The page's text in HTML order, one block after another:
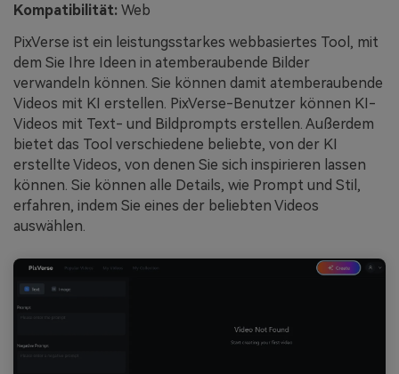
Kompatibilität: Web
PixVerse ist ein leistungsstarkes webbasiertes Tool, mit
dem Sie Ihre Ideen in atemberaubende Bilder
verwandeln können. Sie können damit atemberaubende
Videos mit KI erstellen. PixVerse-Benutzer können KI-
Videos mit Text- und Bildprompts erstellen. Außerdem
bietet das Tool verschiedene beliebte, von der KI
erstellte Videos, von denen Sie sich inspirieren lassen
können. Sie können alle Details, wie Prompt und Stil,
erfahren, indem Sie eines der beliebten Videos
auswählen.